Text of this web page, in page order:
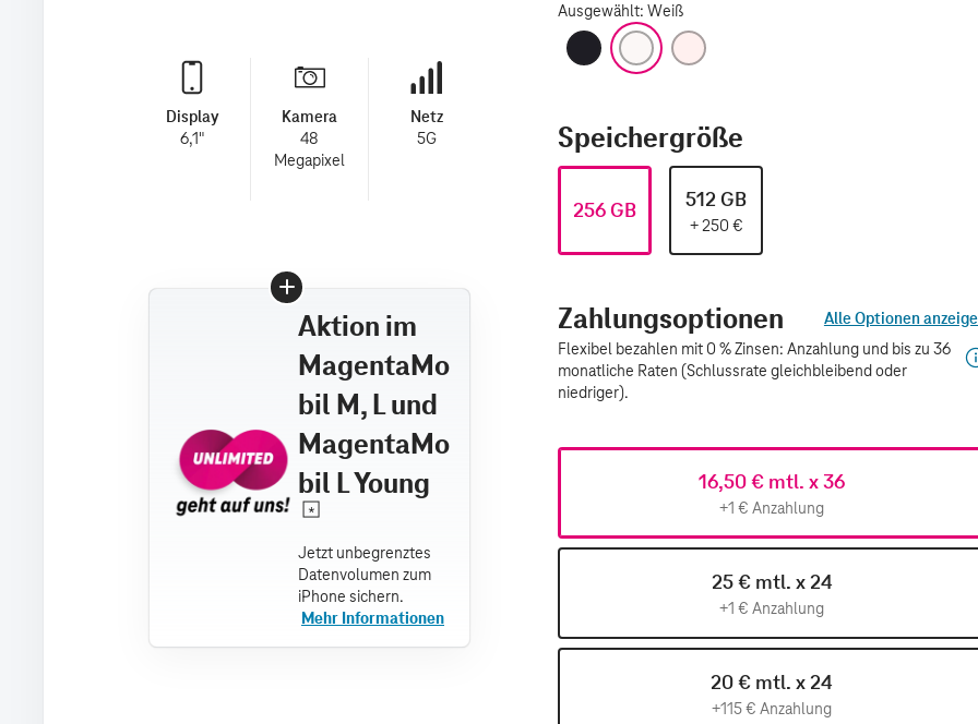
Display
6,1"
Kamera
48
Megapixel
Netz
5G
Aktion im
MagentaMo
bil M, L und
MagentaMo
bil L Young
Ausgewählt: Weiß
Schwarz
Weiß
Speichergröße
256 GB 512 GB
+250 €
Zahlungsoptionen
Alle Optionen
Flexibel bezahlen mit 0 % Zinsen: Anzahlung und bis zu 36
monatliche Raten (Schlussrate gleichbleibend oder
niedriger).
16,50 € mtl. x 36
+1 € Anzahlung
25 € mtl. x 24
+1 € Anzahlung
20 € mtl. x 24
+115 € Anzahlung